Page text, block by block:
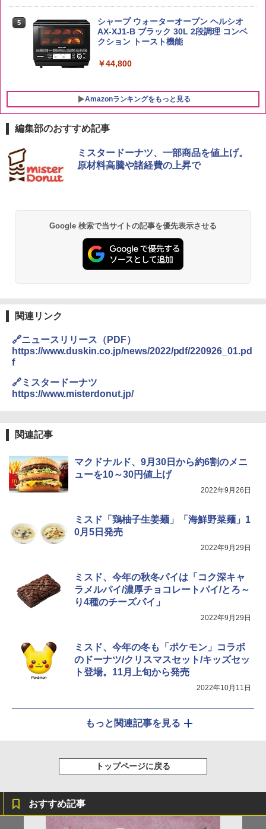
￥341
5
シャープ ウォーターオーブン ヘルシオ
AX-XJ1-B ブラック 30L 2段調理 コンベ
クション トースト機能
￥44,800
Amazonランキングをもっと見る
編集部のおすすめ記事
ミスタードーナツ、一部商品を値上げ。
原材料高騰や諸経費の上昇で
Google 検索で当サイトの記事を優先表示させる
関連リンク
🔗ニュースリリース（PDF）
https://www.duskin.co.jp/news/2022/pdf/220926_01.pd
f
🔗ミスタードーナツ
https://www.misterdonut.jp/
関連記事
マクドナルド、9月30日から約6割のメニ
ューを10～30円値上げ
2022年9月26日
ミスド「鶏柚子生姜麺」「海鮮野菜麺」1
0月5日発売
2022年9月29日
ミスド、今年の秋冬パイは「コク深キャ
ラメルパイ/濃厚チョコレートパイ/とろ～
り4種のチーズパイ」
2022年9月29日
ミスド、今年の冬も「ポケモン」コラボ
のドーナツ/クリスマスセット/キッズセッ
ト登場。11月上旬から発売
2022年10月11日
もっと関連記事を見る
トップページに戻る
おすすめ記事